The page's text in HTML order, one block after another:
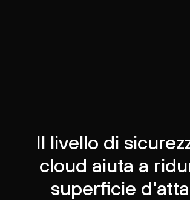
Il livello di
cloud aiuta a
superficie